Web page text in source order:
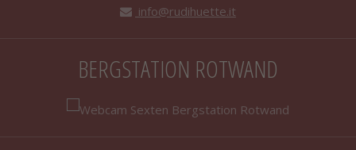
info@rudihuette.it
BERGSTATION ROTWAND